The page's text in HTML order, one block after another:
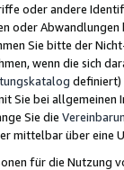
oder andere
oder
Sie bitte der
wenn die sich
definiert)
Sie bei
Sie die
mittelbar über eine
für die Nutzung